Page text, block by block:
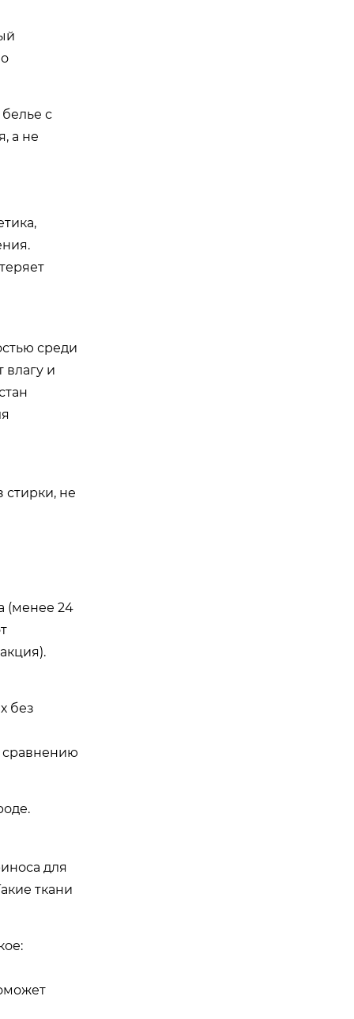
с
а не
среди
влагу и
стирки, не
(менее 24
без
сравнению
для
ткани